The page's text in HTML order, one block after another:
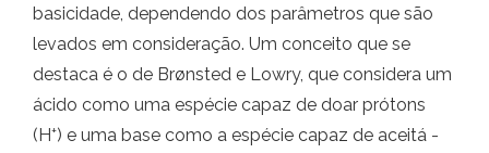
basicidade, dependendo dos parâmetros que são
levados em consideração. Um conceito que se
destaca é o de Brønsted e Lowry, que considera um
ácido como uma espécie capaz de doar prótons
(H+) e uma base como a espécie capaz de aceitá -